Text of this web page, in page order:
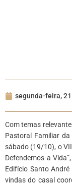
segunda-feira,
Com temas
Pastoral Familiar
sábado (19/10), o
Defendemos a
Edifício Santo
vindas do casal